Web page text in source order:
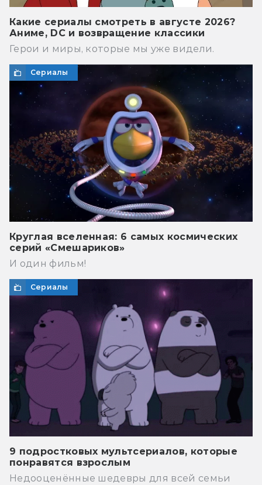
Какие сериалы смотреть в августе 2026?
Аниме, DC и возвращение классики
Герои и миры, которые мы уже видели.
Сериалы
Круглая вселенная: 6 самых космических
серий «Смешариков»
И один фильм!
Сериалы
9 подростковых мультсериалов, которые
понравятся взрослым
Недооценённые шедевры для всей семьи